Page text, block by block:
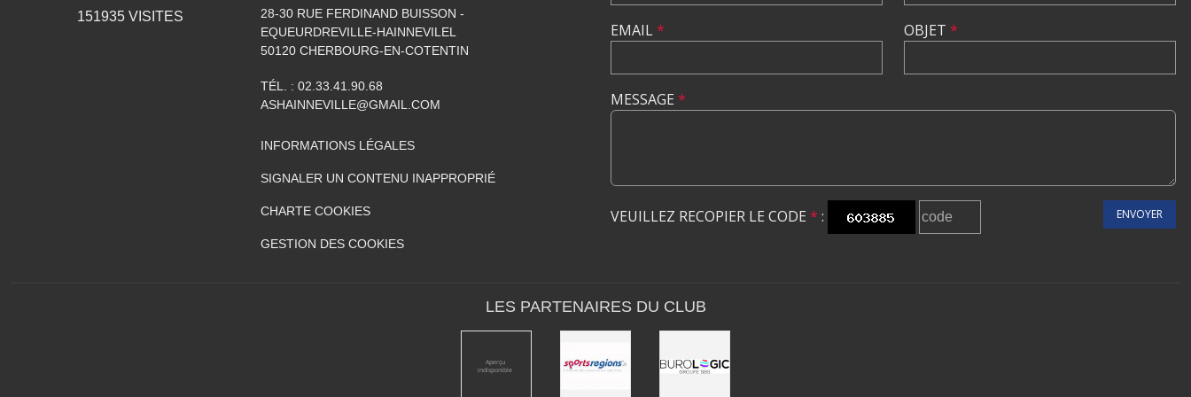
151935 VISITES
28-30 RUE FERDINAND BUISSON -
EQUEURDREVILLE-HAINNEVILEL
50120 CHERBOURG-EN-COTENTIN
TÉL. : 02.33.41.90.68
ASHAINNEVILLE@GMAIL.COM
INFORMATIONS LÉGALES
SIGNALER UN CONTENU INAPPROPRIÉ
CHARTE COOKIES
GESTION DES COOKIES
EMAIL* OBJET *
MESSAGE *
VEUILLEZ RECOPIER LE CODE * : ENVOYER
LES PARTENAIRES DU CLUB